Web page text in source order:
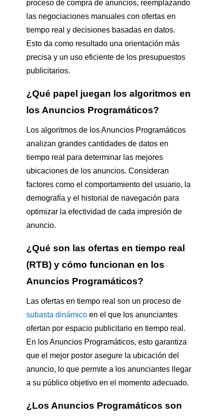
proceso de compra de anuncios, reemplazando
las negociaciones manuales con ofertas en
tiempo real y decisiones basadas en datos.
Esto da como resultado una orientación más
precisa y un uso eficiente de los presupuestos
publicitarios.
¿Qué papel juegan los algoritmos en
los Anuncios Programáticos?
Los algoritmos de los Anuncios Programáticos
analizan grandes cantidades de datos en
tiempo real para determinar las mejores
ubicaciones de los anuncios. Consideran
factores como el comportamiento del usuario, la
demografía y el historial de navegación para
optimizar la efectividad de cada impresión de
anuncio.
¿Qué son las ofertas en tiempo real
(RTB) y cómo funcionan en los
Anuncios Programáticos?
Las ofertas en tiempo real son un proceso de
subasta dinámicoen el que los anunciantes
ofertan por espacio publicitario en tiempo real.
En los Anuncios Programáticos, esto garantiza
que el mejor postor asegure la ubicación del
anuncio, lo que permite a los anunciantes llegar
a su público objetivo en el momento adecuado.
¿Los Anuncios Programáticos son